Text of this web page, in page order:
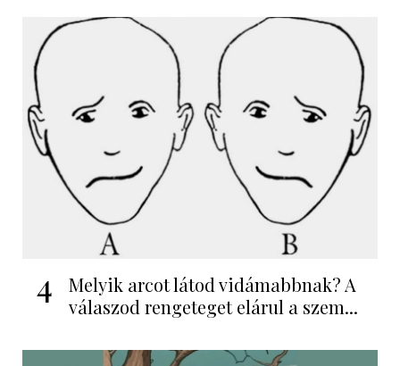
4
Melyik arcot látod vidámabbnak? A
válaszod rengeteget elárul a szem...